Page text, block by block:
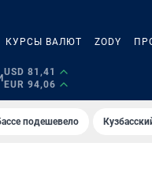
КУРСЫ ВАЛЮТ ZODY
USD 81,41
EUR 94,06
подешевело